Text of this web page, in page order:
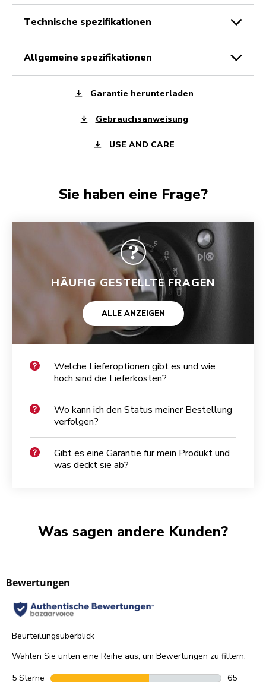
technische spezifikationen
allgemeine spezifikationen
Garantie herunterladen
Gebrauchsanweisung
USE AND CARE
Sie haben eine Frage?
HÄUFIG GESTELLTE FRAGEN
ALLE ANZEIGEN
Welche Lieferoptionen gibt es und wie
hoch sind die Lieferkosten?
Wo kann ich den Status meiner Bestellung
verfolgen?
Gibt es eine Garantie für mein Produkt und
was deckt sie ab?
Was sagen andere Kunden?